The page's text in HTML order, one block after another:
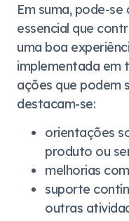
Em suma, pode-
essencial que
uma boa
implementada em
ações que podem
destacam-se:
orientações
produto ou
melhorias
suporte
outras